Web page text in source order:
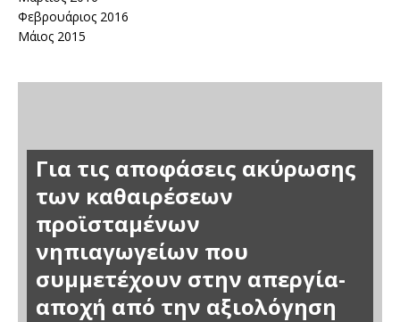
Φεβρουάριος 2016
Μάιος 2015
Για τις αποφάσεις ακύρωσης
των καθαιρέσεων
προϊσταμένων
νηπιαγωγείων που
συμμετέχουν στην απεργία-
αποχή από την αξιολόγηση